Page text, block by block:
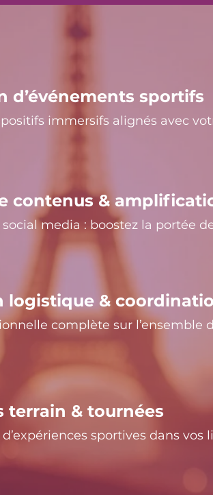
d’événements sportifs
immersifs alignés avec
contenus &
social media : boostez la portée
logistique &
complète sur l’ensemble
terrain & tournées
sportives dans vos